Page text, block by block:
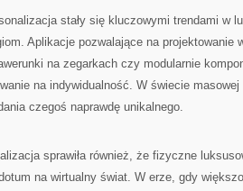
stały się kluczowymi trendami w
Aplikacje pozwalające na projektowanie
na zegarkach czy modularnie
na indywidualność. W świecie
czegoś naprawdę unikalnego.
sprawiła również, że fizyczne
na wirtualny świat. W erze, gdy